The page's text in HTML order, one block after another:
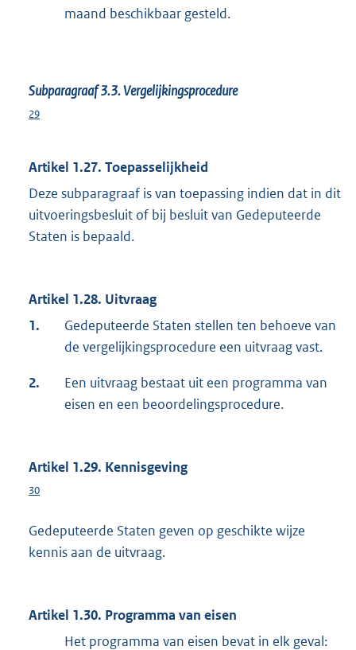
maand beschikbaar gesteld.
Subparagraaf 3.3. Vergelijkingsprocedure
29
Artikel 1.27. Toepasselijkheid
Deze subparagraaf is van toepassing indien dat in dit
uitvoeringsbesluit of bij besluit van Gedeputeerde
Staten is bepaald.
Artikel 1.28. Uitvraag
1.
Gedeputeerde Staten stellen ten behoeve van
de vergelijkingsprocedure een uitvraag vast.
2.
Een uitvraag bestaat uit een programma van
eisen en een beoordelingsprocedure.
Artikel 1.29. Kennisgeving
30
Gedeputeerde Staten geven op geschikte wijze
kennis aan de uitvraag.
Artikel 1.30. Programma van eisen
Het programma van eisen bevat in elk geval: